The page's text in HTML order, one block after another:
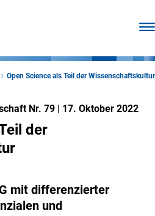
Open Science als Teil der Wissenschaftskultur
Nr. 79 | 17. Oktober 2022
der
mit differenzierter
und